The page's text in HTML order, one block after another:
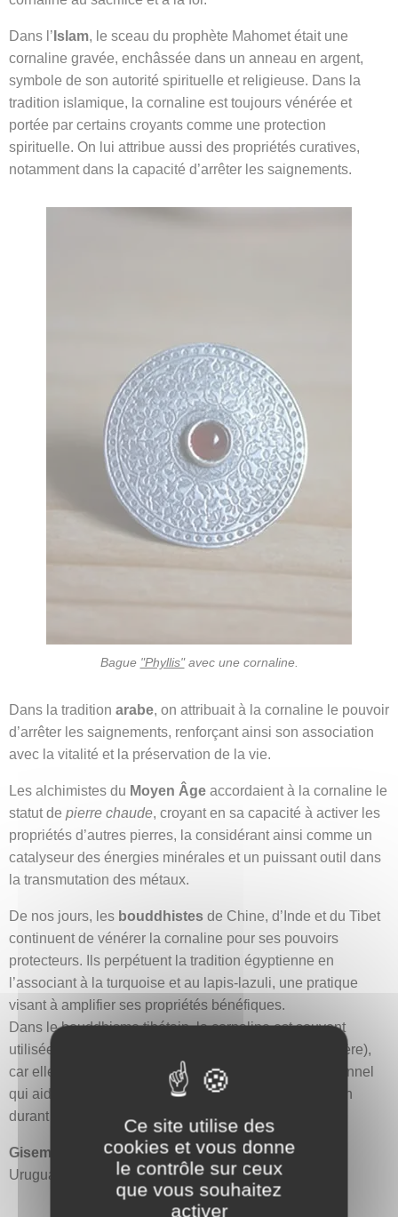
Dans l’ Islam, le sceau du prophète Mahomet était une
cornaline gravée, enchâssée dans un anneau en argent,
symbole de son autorité spirituelle et religieuse. Dans la
tradition islamique, la cornaline est toujours vénérée et
portée par certains croyants comme une protection
spirituelle. On lui attribue aussi des propriétés curatives,
notamment dans la capacité d’arrêter les saignements.
Bague "Phyllis"avec une cornaline.
Dans la tradition arabe, on attribuait à la cornaline le pouvoir
d’arrêter les saignements, renforçant ainsi son association
avec la vitalité et la préservation de la vie.
Les alchimistes du Moyen Âge accordaient à la cornaline le
statut de pierre chaude, croyant en sa capacité à activer les
propriétés d’autres pierres, la considérant ainsi comme un
catalyseur des énergies minérales et un puissant outil dans
la transmutation des métaux.
De nos jours, les bouddhistes de Chine, d’Inde et du Tibet
continuent de vénérer la cornaline pour ses pouvoirs
protecteurs. Ils perpétuent la tradition égyptienne en
l’associant à la turquoise et au lapis-lazuli, une pratique
visant à amplifier ses propriétés bénéfiques.
Dans le bouddhisme tibétain, la cornaline est souvent
utilisée dans la fabrication de malas (chapelets de prière),
car elle est considérée comme un stabilisateur émotionnel
qui aide à calmer l’esprit et à renforcer la concentration
durant la méditation.
Gisements
: Arabie Saoudite, Australie, Brésil, Inde,
Uruguay et États-Unis.
Ce site utilise des
cookies et vous donne
le contrôle sur ceux
que vous souhaitez
activer